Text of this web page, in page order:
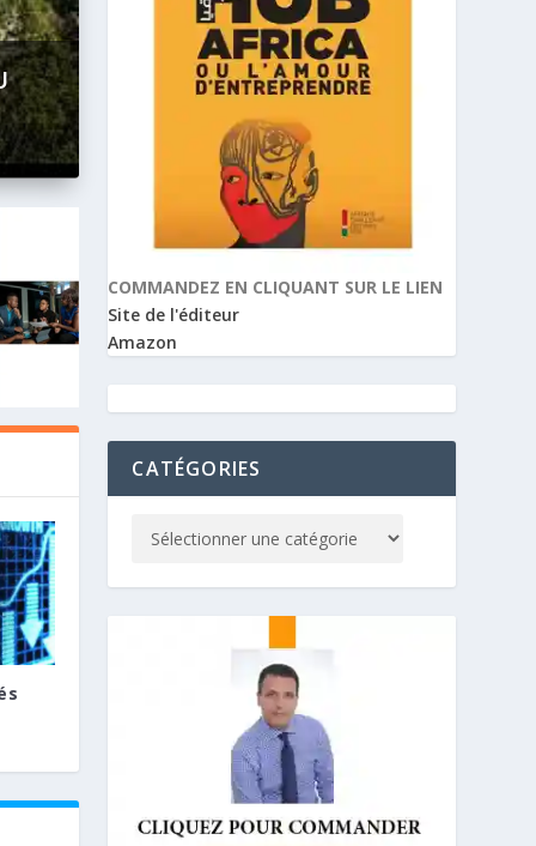
COMMANDEZ EN CLIQUANT SUR LE LIEN
Site de l'éditeur
Amazon
CATÉGORIES